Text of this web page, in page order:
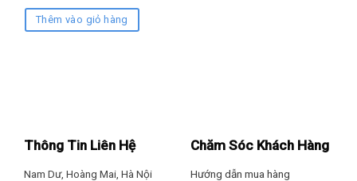
Thêm vào giỏ hàng
Thông Tin Liên Hệ
Nam Dư, Hoàng Mai, Hà Nội
Chăm Sóc Khách Hàng
Hướng dẫn mua hàng